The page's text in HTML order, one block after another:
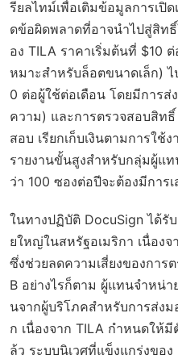
รียลไทม์เพื่อเติมข้อมูลการเปิ
ดข้อผิดพลาดที่อาจนำไปสู่สิท
อง TILA ราคาเริ่มต้นที่ $10
หมาะสำหรับล็อตขนาดเล็ก)
0 ต่อผู้ใช้ต่อเดือน โดยมีการส่
ความ) และการตรวจสอบสิท
สอบ เรียกเก็บเงินตามการใช้
รายงานขั้นสูงสำหรับกลุ่มผู้แ
ว่า 100 ซองต่อปีจะต้องมีการ
ในทางปฏิบัติ DocuSign ได้รั
ยใหญ่ในสหรัฐอเมริกา เนื่อง
ซึ่งช่วยลดความเสี่ยงของการ
B อย่างไรก็ตาม ผู้แทนจำหน่
นจากผู้บริโภคสำหรับการส่ง
ก เนื่องจาก TILA กำหนดให้มี
ล้ว ระบบนิเวศที่แข็งแกร่งขอ